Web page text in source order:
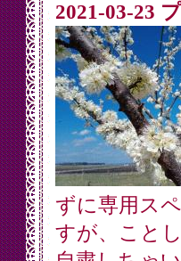
2021-03-23
ずに専用ス
すが、こと